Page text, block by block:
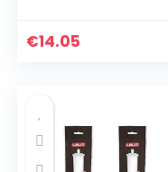
kleuren, dimbaar
€14.05